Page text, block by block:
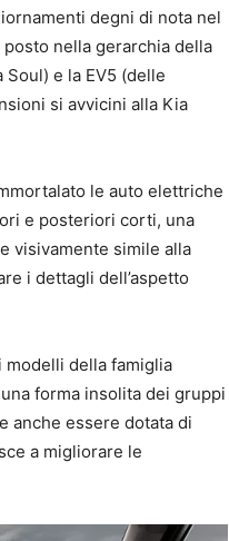
degni di nota nel
posto nella gerarchia della
e la EV5 (delle
si avvicini alla Kia
le auto elettriche
e posteriori corti, una
visivamente simile alla
i dettagli dell’aspetto
della famiglia
forma insolita dei gruppi
anche essere dotata di
a migliorare le